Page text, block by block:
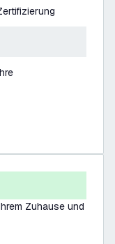
Zuhause und